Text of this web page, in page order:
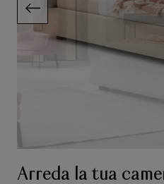
Arreda la tua